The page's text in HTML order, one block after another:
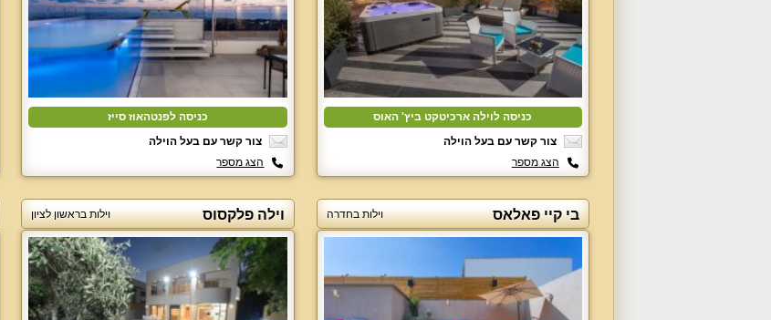
כניסה לוילה ארכיטקט ביץ' האוס
צור קשר עם בעל הוילה
הצג מספר
כניסה לפנטהאוז סייז
צור קשר עם בעל הוילה
הצג מספר
בי קיי פאלאס וילות בחדרה וילה פלקסוס וילות בראשון לציון